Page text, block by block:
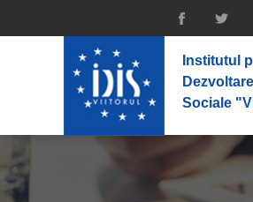
Institutul
Sociale